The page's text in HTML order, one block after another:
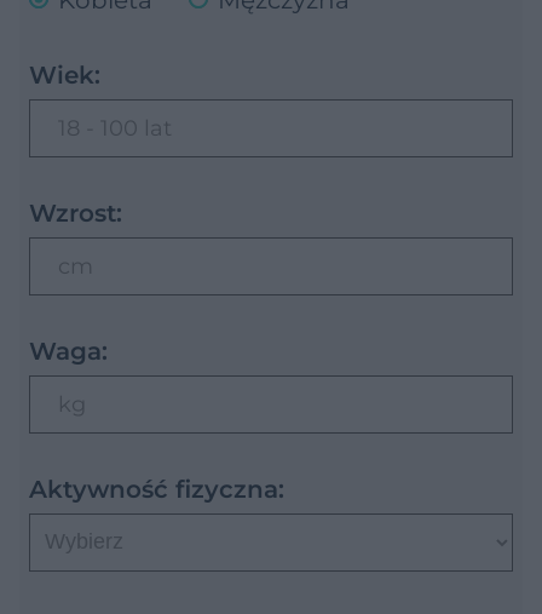
Wiek:
18 - 100 lat
Wzrost:
cm
Waga:
kg
Aktywność fizyczna: